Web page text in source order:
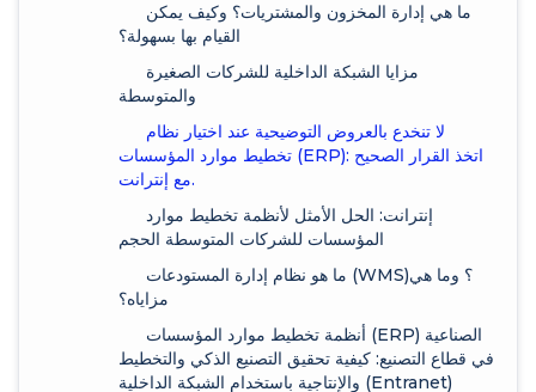
ما هي إدارة المخزون والمشتريات؟ وكيف يمكن
القيام بها بسهولة؟
مزايا الشبكة الداخلية للشركات الصغيرة
والمتوسطة
لا تنخدع بالعروض التوضيحية عند اختيار نظام
تخطيط موارد المؤسسات (ERP): اتخذ القرار الصحيح
مع إنترانت.
إنترانت: الحل الأمثل لأنظمة تخطيط موارد
المؤسسات للشركات المتوسطة الحجم
ما هو نظام إدارة المستودعات (WMS)؟ وما هي
مزاياه؟
أنظمة تخطيط موارد المؤسسات (ERP) الصناعية
في قطاع التصنيع: كيفية تحقيق التصنيع الذكي والتخطيط
والإنتاجية باستخدام الشبكة الداخلية (Entranet)